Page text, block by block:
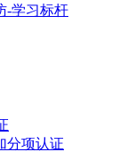
-学习标杆
分项认证